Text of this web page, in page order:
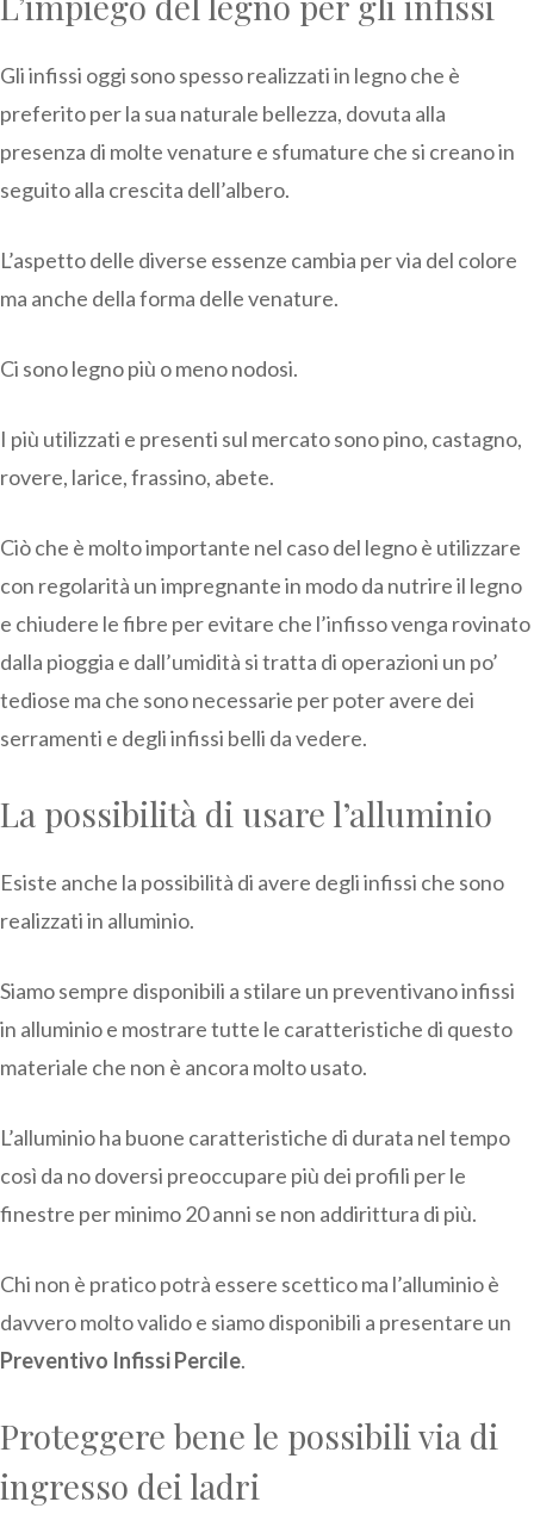
Gli infissi oggi sono spesso realizzati in legno che è
preferito per la sua naturale bellezza, dovuta alla
presenza di molte venature e sfumature che si creano in
seguito alla crescita dell’albero.
L’aspetto delle diverse essenze cambia per via del colore
ma anche della forma delle venature.
Ci sono legno più o meno nodosi.
I più utilizzati e presenti sul mercato sono pino, castagno,
rovere, larice, frassino, abete.
Ciò che è molto importante nel caso del legno è utilizzare
con regolarità un impregnante in modo da nutrire il legno
e chiudere le fibre per evitare che l’infisso venga rovinato
dalla pioggia e dall’umidità si tratta di operazioni un po’
tediose ma che sono necessarie per poter avere dei
serramenti e degli infissi belli da vedere.
La possibilità di usare l’alluminio
Esiste anche la possibilità di avere degli infissi che sono
realizzati in alluminio.
Siamo sempre disponibili a stilare un preventivano infissi
in alluminio e mostrare tutte le caratteristiche di questo
materiale che non è ancora molto usato.
L’alluminio ha buone caratteristiche di durata nel tempo
così da no doversi preoccupare più dei profili per le
finestre per minimo 20 anni se non addirittura di più.
Chi non è pratico potrà essere scettico ma l’alluminio è
davvero molto valido e siamo disponibili a presentare un
Preventivo Infissi Percile.
Proteggere bene le possibili via di
ingresso dei ladri